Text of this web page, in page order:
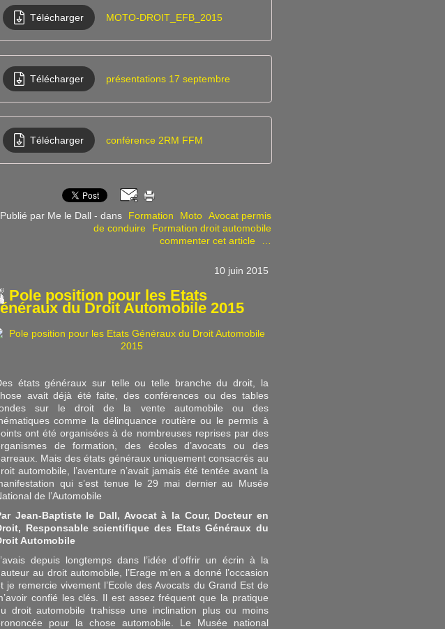
Télécharger MOTO-DROIT_EFB_2015
Télécharger présentations 17 septembre
Télécharger conférence 2RM FFM
Publié par Me le Dall - dans Formation Moto
Avocat permis
de conduire
Formation droit automobile
commenter cet article
10 juin 2015
Pole position pour les Etats
du Droit Automobile 2015
états généraux sur telle ou telle branche du droit, la
avait déjà été faite, des conférences ou des tables
sur le droit de la vente automobile ou des
comme la délinquance routière ou le permis à
ont été organisées à de nombreuses reprises par des
de formation, des écoles d’avocats ou des
Mais des états généraux uniquement consacrés au
automobile, l’aventure n’avait jamais été tentée avant la
qui s’est tenue le 29 mai dernier au Musée
de l’Automobile
Jean-Baptiste le Dall, Avocat à la Cour, Docteur en
Responsable scientifique des Etats Généraux du
Automobile
depuis longtemps dans l’idée d’offrir un écrin à la
au droit automobile, l’Erage m’en a donné l’occasion
je remercie vivement l’Ecole des Avocats du Grand Est de
confié les clés. Il est assez fréquent que la pratique
droit automobile trahisse une inclination plus ou moins
pour la chose automobile. Le Musée national